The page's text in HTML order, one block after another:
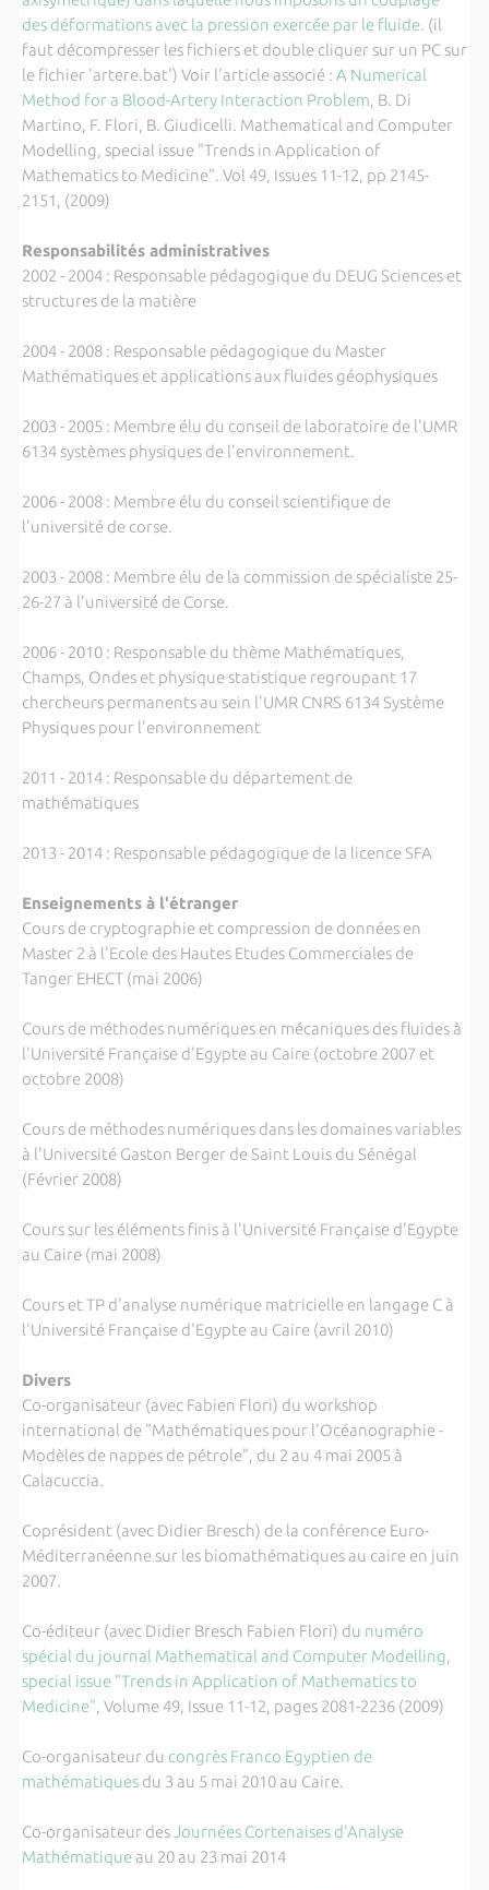
des déformations avec la pression exercée par le fluide. (il
faut décompresser les fichiers et double cliquer sur un PC sur
le fichier 'artere.bat') Voir l'article associé : A Numerical
Method for a Blood-Artery Interaction Problem, B. Di
Martino, F. Flori, B. Giudicelli. Mathematical and Computer
Modelling, special issue "Trends in Application of
Mathematics to Medicine". Vol 49, Issues 11-12, pp 2145-
2151, (2009)
Responsabilités administratives
2002 - 2004 : Responsable pédagogique du DEUG Sciences et
structures de la matière
2004 - 2008 : Responsable pédagogique du Master
Mathématiques et applications aux fluides géophysiques
2003 - 2005 : Membre élu du conseil de laboratoire de l'UMR
6134 systèmes physiques de l'environnement.
2006 - 2008 : Membre élu du conseil scientifique de
l'université de corse.
2003 - 2008 : Membre élu de la commission de spécialiste 25-
26-27 à l'université de Corse.
2006 - 2010 : Responsable du thème Mathématiques,
Champs, Ondes et physique statistique regroupant 17
chercheurs permanents au sein l'UMR CNRS 6134 Système
Physiques pour l'environnement
2011 - 2014 : Responsable du département de
mathématiques
2013 - 2014 : Responsable pédagogique de la licence SFA
Enseignements à l'étranger
Cours de cryptographie et compression de données en
Master 2 à l'Ecole des Hautes Etudes Commerciales de
Tanger EHECT (mai 2006)
Cours de méthodes numériques en mécaniques des fluides à
l'Université Française d'Egypte au Caire (octobre 2007 et
octobre 2008)
Cours de méthodes numériques dans les domaines variables
à l'Université Gaston Berger de Saint Louis du Sénégal
(Février 2008)
Cours sur les éléments finis à l'Université Française d'Egypte
au Caire (mai 2008)
Cours et TP d'analyse numérique matricielle en langage C à
l'Université Française d'Egypte au Caire (avril 2010)
Divers
Co-organisateur (avec Fabien Flori) du workshop
international de "Mathématiques pour l'Océanographie -
Modèles de nappes de pétrole", du 2 au 4 mai 2005 à
Calacuccia.
Coprésident (avec Didier Bresch) de la conférence Euro-
Méditerranéenne sur les biomathématiques au caire en juin
2007.
Co-éditeur (avec Didier Bresch Fabien Flori) du numéro
spécial du journal Mathematical and Computer Modelling,
special issue "Trends in Application of Mathematics to
Medicine", Volume 49, Issue 11-12, pages 2081-2236 (2009)
Co-organisateur du congrès Franco Egyptien de
mathématiques du 3 au 5 mai 2010 au Caire.
Co-organisateur desJournées Cortenaises d'Analyse
Mathématiqueau 20 au 23 mai 2014